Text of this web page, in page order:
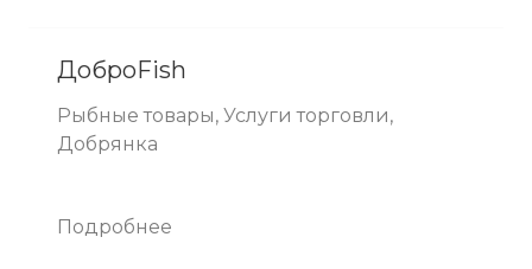
ДоброFish
Рыбные товары, Услуги торговли,
Добрянка
Подробнее